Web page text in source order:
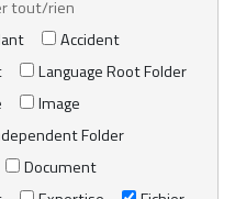
tout/rien
Accident
Language Root Folder
Image
Folder
Document
recherche
à vos termes de